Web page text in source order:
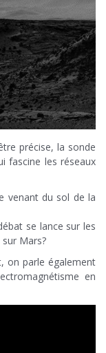
précise, la sonde
fascine les réseaux
venant du sol de la
se lance sur les
Mars?
on parle également
en